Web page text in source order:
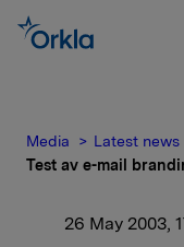
Media Latest news
Test av e-mail
26 May 2003,